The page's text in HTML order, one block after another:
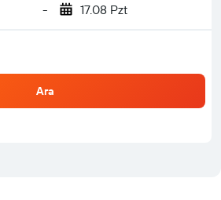
- 17.08 Pzt
Ara